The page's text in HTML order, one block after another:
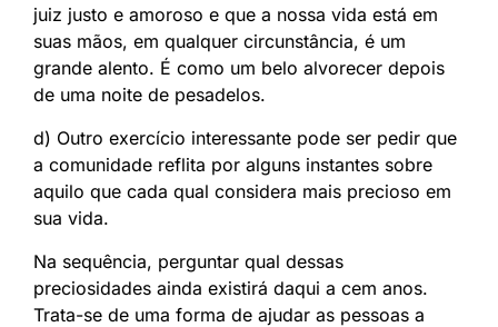
juiz justo e amoroso e que a nossa vida está em
suas mãos, em qualquer circunstância, é um
grande alento. É como um belo alvorecer depois
de uma noite de pesadelos.
d) Outro exercício interessante pode ser pedir que
a comunidade reflita por alguns instantes sobre
aquilo que cada qual considera mais precioso em
sua vida.
Na sequência, perguntar qual dessas
preciosidades ainda existirá daqui a cem anos.
Trata-se de uma forma de ajudar as pessoas a